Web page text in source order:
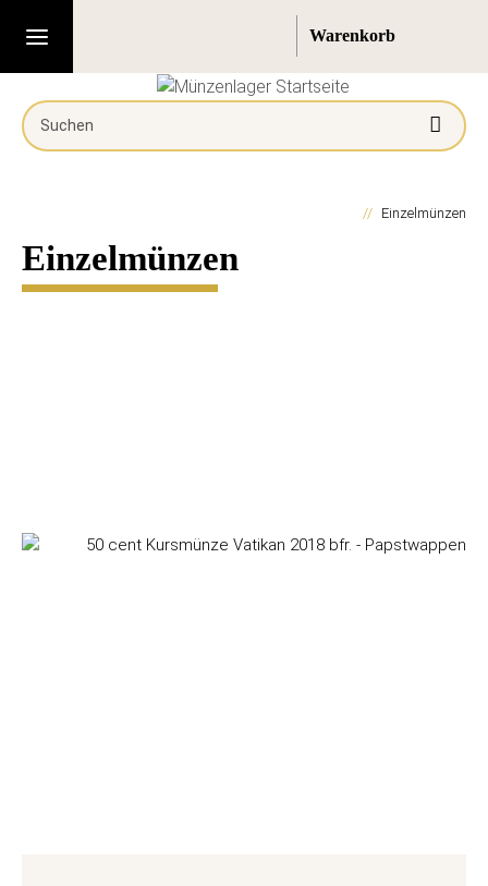
Einzelmünzen
Einzelmünzen